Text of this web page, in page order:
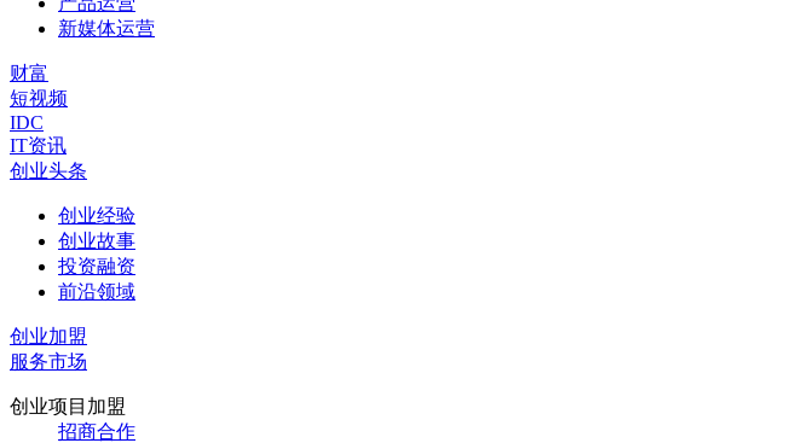
新媒体运营
财富
短视频
IDC
IT资讯
创业头条
创业经验
创业故事
投资融资
前沿领域
创业加盟
服务市场
创业项目加盟
招商合作